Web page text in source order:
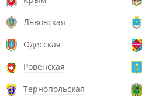
Львовская
Одесская
Ровенская
Тернопольская